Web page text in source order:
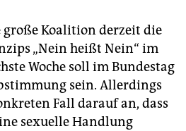
Koalition derzeit die
„Nein heißt Nein“ im
Woche soll im Bundestag
sein. Allerdings
Fall darauf an, dass
sexuelle Handlung